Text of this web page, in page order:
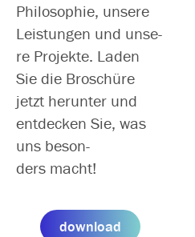
Philosophie, unse­re
Leistungen und unse­
re Projekte. Laden
Sie die Broschüre
jetzt her­un­ter und
ent­de­cken Sie, was
uns beson­
ders macht!
down­load